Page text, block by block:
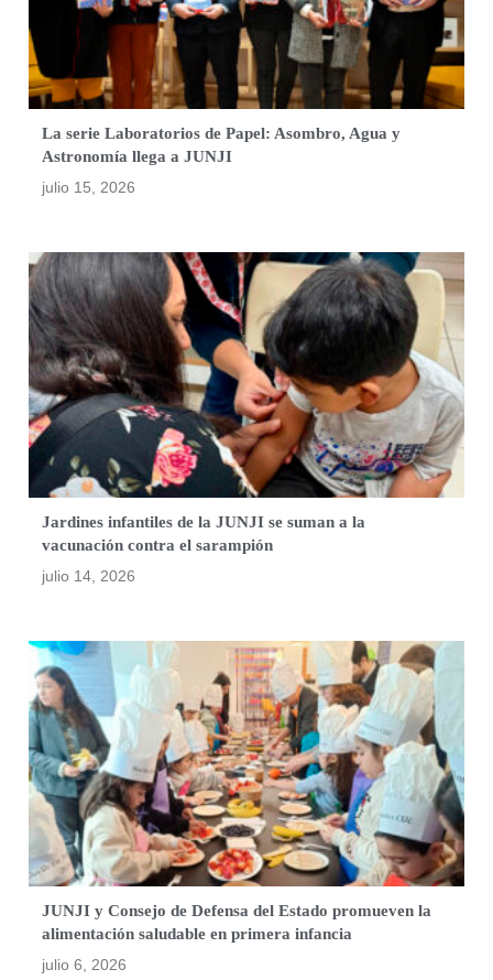
La serie Laboratorios de Papel: Asombro, Agua y
Astronomía llega a JUNJI
julio 15, 2026
Jardines infantiles de la JUNJI se suman a la
vacunación contra el sarampión
julio 14, 2026
JUNJI y Consejo de Defensa del Estado promueven la
alimentación saludable en primera infancia
julio 6, 2026